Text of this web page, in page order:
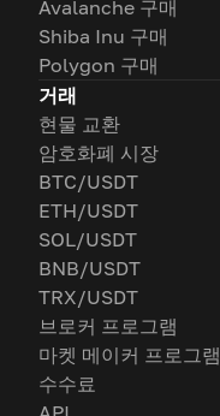
Avalanche 구매
Shiba Inu 구매
Polygon 구매
거래
현물 교환
암호화폐 시장
BTC/USDT
ETH/USDT
SOL/USDT
BNB/USDT
TRX/USDT
브로커 프로그램
마켓 메이커 프로그램
수수료